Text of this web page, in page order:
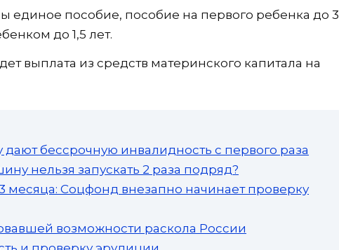
единое пособие, пособие на первого ребенка до 3
до 1,5 лет.
выплата из средств материнского капитала на
бессрочную инвалидность с первого раза
нельзя запускать 2 раза подряд?
месяца: Соцфонд внезапно начинает проверку
возможности раскола России